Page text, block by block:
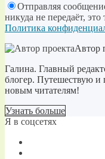
Отправляя
никуда не передаёт,
Политика
Автор
Галина. Главный
блогер. Путешествую и
новым читателям!
Узнать больше
Я в соцсетях